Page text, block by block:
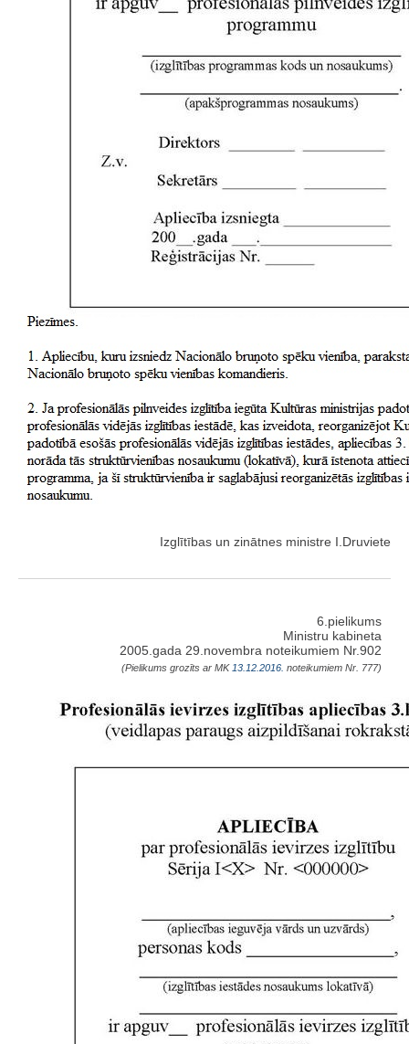
Izglītības un zinātnes ministre I.Druviete
6.pielikums
Ministru kabineta
2005.gada 29.novembra noteikumiem Nr.902
(Pielikums grozīts ar MK 13.12.2016. noteikumiem Nr. 777)